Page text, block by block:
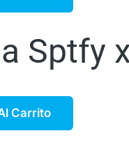
Sptfy
Carrito